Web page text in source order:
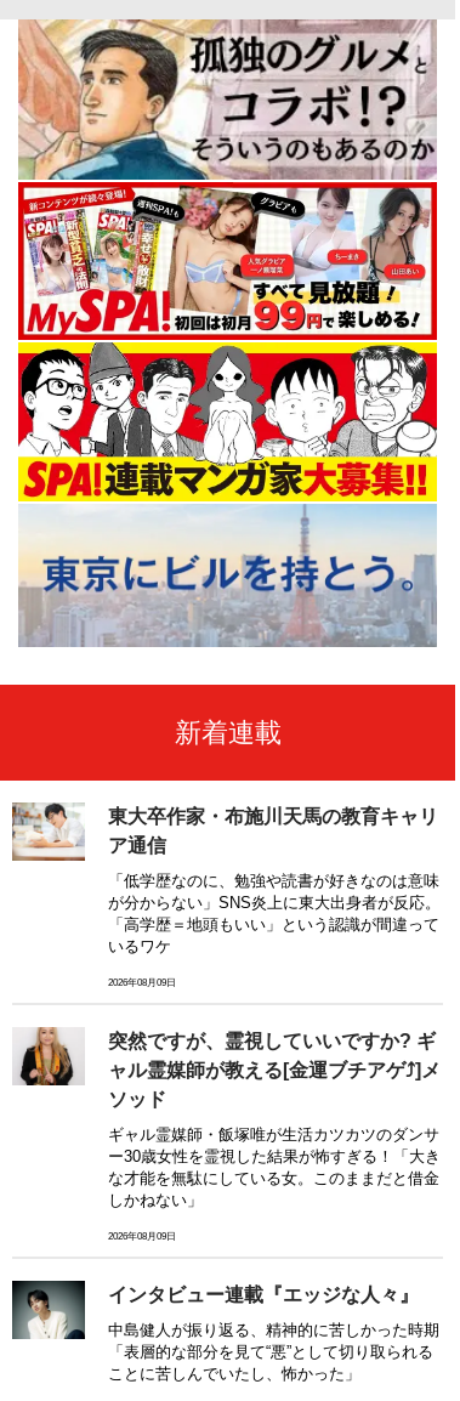
新着連載
東大卒作家・布施川天馬の教育キャリ
ア通信
「低学歴なのに、勉強や読書が好きなのは意味
が分からない」SNS炎上に東大出身者が反応。
「高学歴＝地頭もいい」という認識が間違って
いるワケ
2026年08月09日
突然ですが、霊視していいですか? ギ
ャル霊媒師が教える[金運ブチアゲ⤴]メ
ソッド
ギャル霊媒師・飯塚唯が生活カツカツのダンサ
ー30歳女性を霊視した結果が怖すぎる！「大き
な才能を無駄にしている女。このままだと借金
しかねない」
2026年08月09日
インタビュー連載『エッジな人々』
中島健人が振り返る、精神的に苦しかった時期
「表層的な部分を見て“悪”として切り取られる
ことに苦しんでいたし、怖かった」